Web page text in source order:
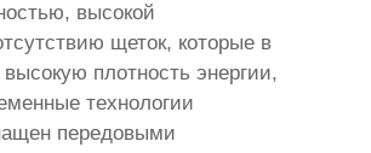
высокой
щеток, которые в
плотность энергии,
технологии
передовыми